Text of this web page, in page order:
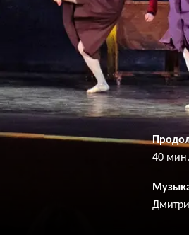
40 мин.